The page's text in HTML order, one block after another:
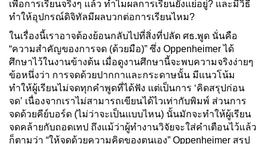
เพื่อการเรียนจริงๆ แล้ว ทำไมผลการเรียนยังแย่อยู่? และมีวิธี
ทำให้อุปกรณ์ดิจิทัลมีผลบวกต่อการเรียนไหม?
ในเรื่องนี้เราอาจต้องย้อนกลับไปที่สิ่งที่ปลัด ศธ.พูด นั่นคือ
“ความสำคัญของการจด (ด้วยมือ)” ซึ่ง Oppenheimer ได้
ศึกษาไว้ในงานข้างต้น เมื่อดูงานศึกษานี้จะพบความจริงง่ายๆ
ข้อหนึ่งว่า การจดด้วยปากกาและกระดาษนั้น มีแนวโน้ม
ทำให้ผู้เรียนไม่จดทุกคำพูดที่ได้ฟัง แต่เป็นการ ‘คิดสรุปก่อน
จด’ เนื่องจากเราไม่สามารถเขียนได้ไวเท่ากับพิมพ์ ส่วนการ
จดด้วยคีย์บอร์ด (ไม่ว่าจะเป็นแบบไหน) นั้นมักจะทำให้ผู้เรียน
จดคล้ายกับถอดเทป ถึงแม้ว่าผู้ทำงานวิจัยจะใส่คำเตือนไว้แล้ว
ก็ตามว่า “ให้จดด้วยความคิดของตนเอง” Oppenheimer สรุป